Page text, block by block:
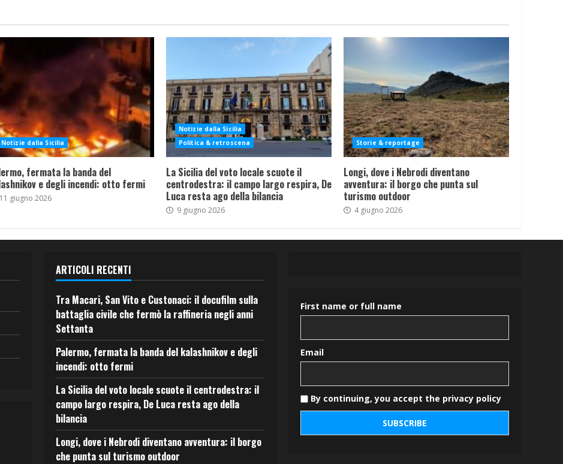
Notizie dalla Sicilia
fermata la banda del
e degli incendi: otto fermi
11 giugno 2026
Notizie dalla Sicilia
Politica & retroscena
La Sicilia del voto locale scuote il
centrodestra: il campo largo respira, De
Luca resta ago della bilancia
9 giugno 2026
Storie & reportage
Longi, dove i Nebrodi diventano
avventura: il borgo che punta sul
turismo outdoor
4 giugno 2026
ARTICOLI RECENTI
Tra Macari, San Vito e Custonaci: il docufilm sulla
battaglia civile che fermò la raffineria negli anni
Settanta
Palermo, fermata la banda del kalashnikov e degli
incendi: otto fermi
La Sicilia del voto locale scuote il centrodestra: il
campo largo respira, De Luca resta ago della
bilancia
Longi, dove i Nebrodi diventano avventura: il borgo
che punta sul turismo outdoor
First name or full name
Email
By continuing, you accept the privacy policy